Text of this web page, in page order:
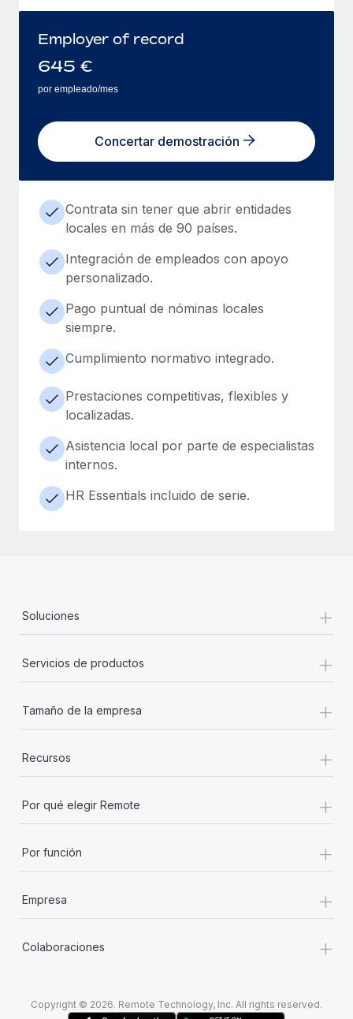
Employer of record
645 €
por empleado/mes
Concertar demostración
Contrata sin tener que abrir entidades
locales en más de 90 países.
Integración de empleados con apoyo
personalizado.
Pago puntual de nóminas locales
siempre.
Cumplimiento normativo integrado.
Prestaciones competitivas, flexibles y
localizadas.
Asistencia local por parte de especialistas
internos.
HR Essentials incluido de serie.
Soluciones +
Servicios de productos +
Tamaño de la empresa +
Recursos +
Por qué elegir Remote +
Por función +
Empresa +
Colaboraciones +
Copyright © 2026. Remote Technology, Inc. All rights reserved.